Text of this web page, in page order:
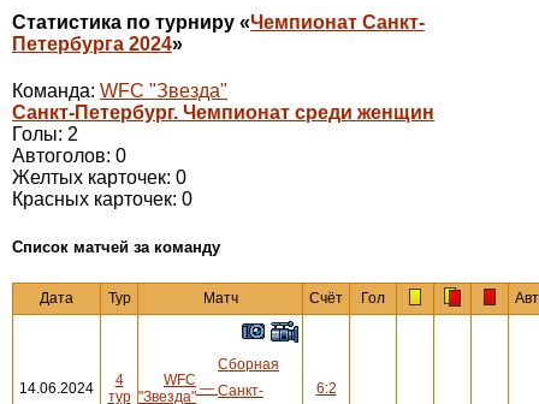
Статистика по турниру «Чемпионат Санкт-
Петербурга 2024»
Команда: WFC "Звезда"
Санкт-Петербург. Чемпионат среди женщин
Голы: 2
Автоголов: 0
Желтых карточек: 0
Красных карточек: 0
Cписок матчей за команду
Дата Тур Матч Счёт Гол
14.06.2024
4
тур
WFC
"Звезда" —
Сборная
Санкт-
6:2